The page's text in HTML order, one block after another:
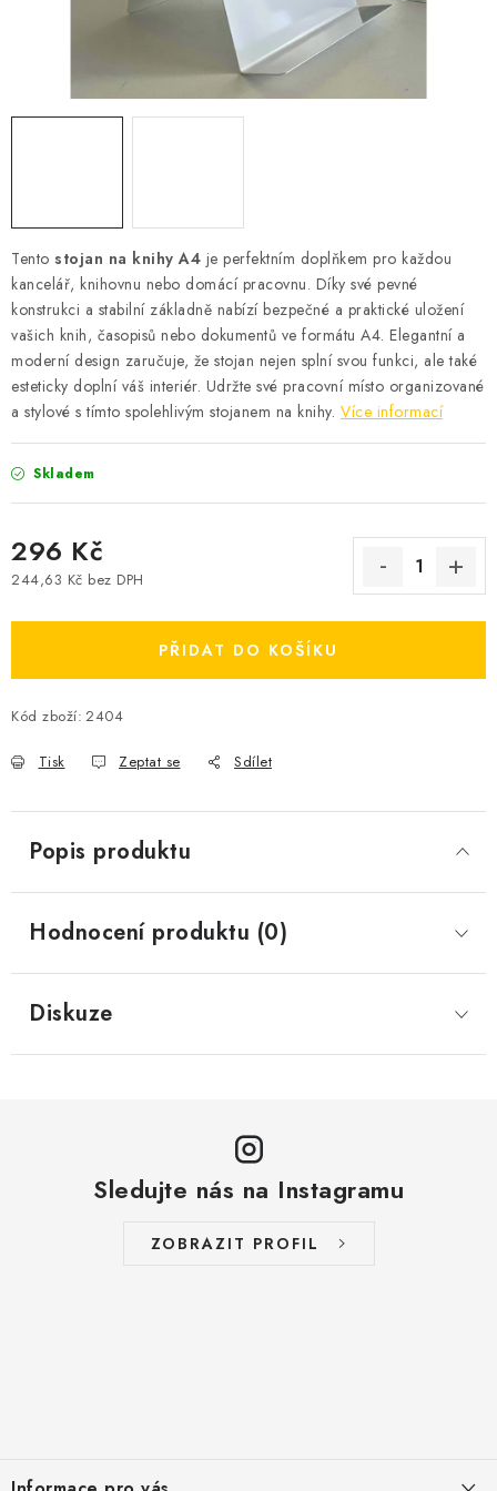
Podmínky vrácení peněz
Nepřebraná dobírka
Tento stojan na knihy A4 je perfektním doplňkem pro každou
kancelář, knihovnu nebo domácí pracovnu. Díky své pevné
konstrukci a stabilní základně nabízí bezpečné a praktické uložení
vašich knih, časopisů nebo dokumentů ve formátu A4. Elegantní a
moderní design zaručuje, že stojan nejen splní svou funkci, ale také
esteticky doplní váš interiér. Udržte své pracovní místo organizované
a stylové s tímto spolehlivým stojanem na knihy. Více informací
Skladem
296 Kč
244,63 Kč bez DPH
PŘIDAT DO KOŠÍKU
Kód zboží: 2404
Tisk Zeptat se Sdílet
Popis produktu
Hodnocení produktu (0)
Diskuze
Sledujte nás na Instagramu
ZOBRAZIT PROFIL